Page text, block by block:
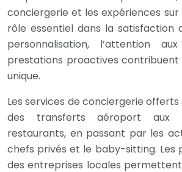
conciergerie et les expériences
rôle essentiel dans la satisfaction
personnalisation, l’attention
prestations proactives
unique.
Les services de conciergerie
des transferts aéroport aux
restaurants, en passant par les
chefs privés et le baby-sitting. Les
des entreprises locales